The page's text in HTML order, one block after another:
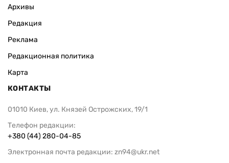
Архивы
Редакция
Реклама
Редакционная политика
Карта
КОНТАКТЫ
01010 Киев, ул. Князей Острожских, 19/1
Телефон редакции:
+380 (44) 280-04-85
Электронная почта редакции: zn94@ukr.net